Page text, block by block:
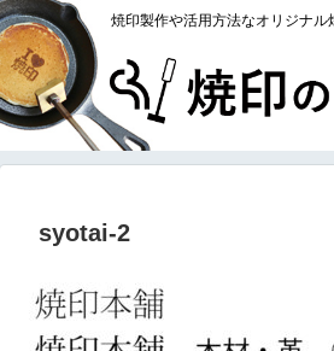
焼印製作や活用方法なオリジナル
syotai-2